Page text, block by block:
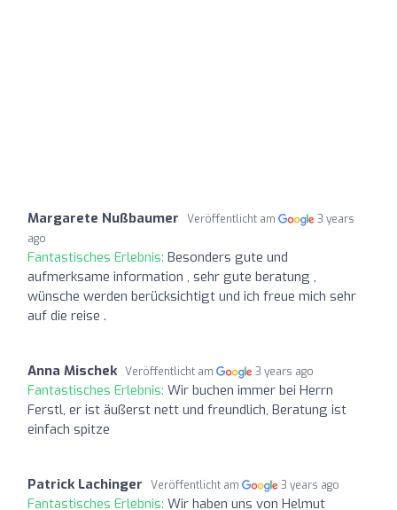
Margarete Nußbaumer Veröffentlicht am
3 years
ago
Fantastisches Erlebnis: Besonders gute und
aufmerksame information , sehr gute beratung ,
wünsche werden berücksichtigt und ich freue mich sehr
auf die reise .
Anna Mischek Veröffentlicht am 3 years ago
Fantastisches Erlebnis: Wir buchen immer bei Herrn
Ferstl, er ist äußerst nett und freundlich, Beratung ist
einfach spitze
Patrick Lachinger Veröffentlicht am 3 years ago
Fantastisches Erlebnis: Wir haben uns von Helmut